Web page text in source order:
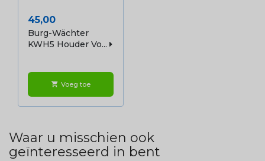
Prijs
45,00
Burg-Wächter
KWH5 Houder Vo...
shopping_cart Voeg toe
Waar u misschien ook
geïnteresseerd in bent